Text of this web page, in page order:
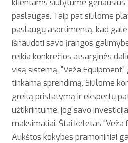
klientams siūlytume
paslaugas. Taip pat siūlome
paslaugų asortimentą, kad
išnaudoti savo įrangos
reikia konkrečios atsarginės
visą sistemą, "Veža
tinkamą sprendimą. Siūlome
greitą pristatymą ir ekspertų
užtikrintume, jog savo
maksimaliai. Štai keletas "Veža
Aukštos kokybės pramoniniai